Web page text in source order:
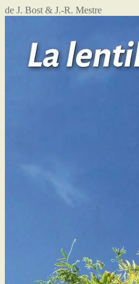
de J. Bost & J.-R. Mestre